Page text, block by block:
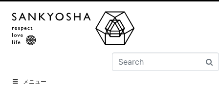
メニュー